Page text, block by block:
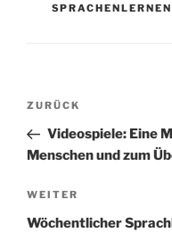
SPRACHENLERNEN
Vorheriger
Beitrag
ZURÜCK
Videospiele: Eine
Menschen und zum
Nächster
Beitrag
WEITER
Wöchentlicher